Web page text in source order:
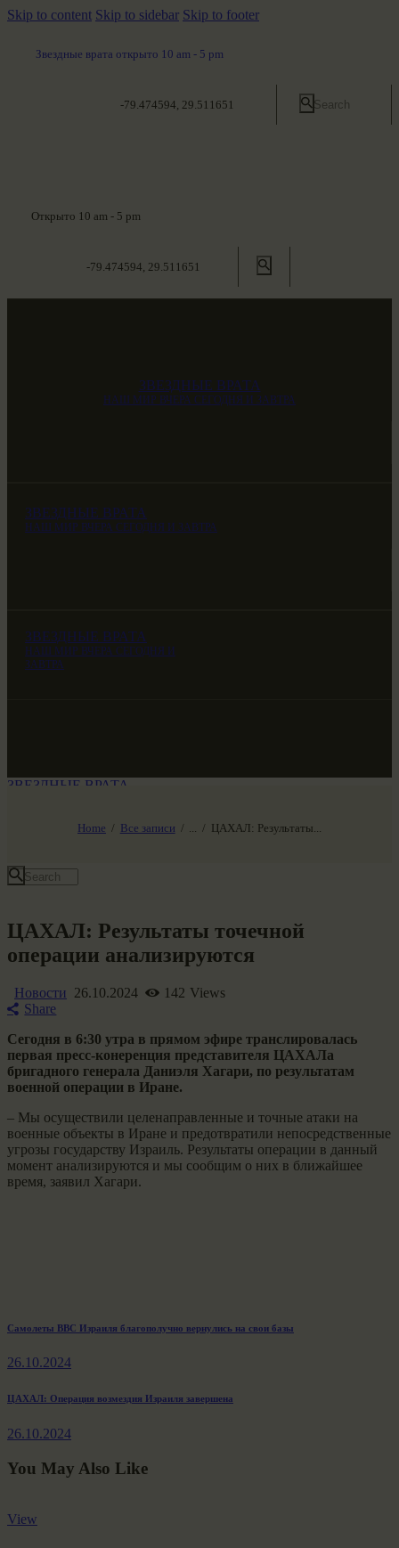
Skip to content Skip to sidebar Skip to footer
Звездные врата открыто 10 am - 5 pm
-79.474594, 29.511651
Открыто 10 am - 5 pm
-79.474594, 29.511651
ЗВЕЗДНЫЕ ВРАТА
НАШ МИР ВЧЕРА СЕГОДНЯ И ЗАВТРА
ЗВЕЗДНЫЕ ВРАТА
НАШ МИР ВЧЕРА СЕГОДНЯ И ЗАВТРА
ЗВЕЗДНЫЕ ВРАТА
НАШ МИР ВЧЕРА СЕГОДНЯ И
ЗАВТРА
Home Все записи ЦАХАЛ: Результаты...
ЗВЕЗДНЫЕ ВРАТА
ЦАХАЛ: Результаты точечной
операции анализируются
Новости 26.10.2024 142 Views
Share
Сегодня в 6:30 утра в прямом эфире транслировалась
первая пресс-конеренция представителя ЦАХАЛа
бригадного генерала Даниэля Хагари, по результатам
военной операции в Иране.
– Мы осуществили целенаправленные и точные атаки на
военные объекты в Иране и предотвратили непосредственные
угрозы государству Израиль. Результаты операции в данный
момент анализируются и мы сообщим о них в ближайшее
время, заявил Хагари.
Навигация
по
Previous
Самолеты ВВС Израиля благополучно вернулись на свои базы
26.10.2024
Next
ЦАХАЛ: Операция возмездия Израиля завершена
26.10.2024
You May Also Like
View